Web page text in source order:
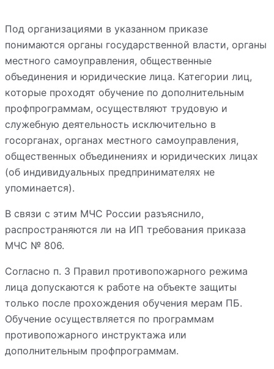
Под организациями в указанном приказе
понимаются органы государственной власти, органы
местного самоуправления, общественные
объединения и юридические лица. Категории лиц,
которые проходят обучение по дополнительным
профпрограммам, осуществляют трудовую и
служебную деятельность исключительно в
госорганах, органах местного самоуправления,
общественных объединениях и юридических лицах
(об индивидуальных предпринимателях не
упоминается).
В связи с этим МЧС России разъяснило,
распространяются ли на ИП требования приказа
МЧС № 806.
Согласно п. 3 Правил противопожарного режима
лица допускаются к работе на объекте защиты
только после прохождения обучения мерам ПБ.
Обучение осуществляется по программам
противопожарного инструктажа или
дополнительным профпрограммам.